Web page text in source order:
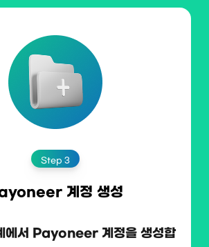
Step 3
계정 생성
에서 Payoneer 계정을 생성합